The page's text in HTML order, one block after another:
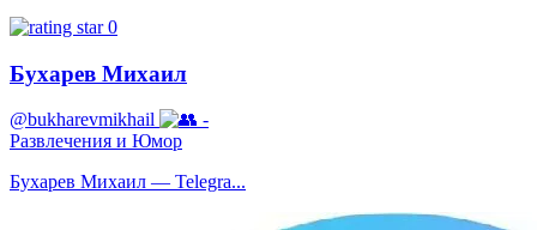
0
Бухарев Михаил
@bukharevmikhail
-
Развлечения и Юмор
Бухарев Михаил — Telegra...